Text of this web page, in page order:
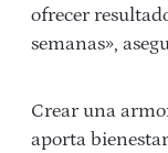
ofrecer
semanas»,
Crear una
aporta